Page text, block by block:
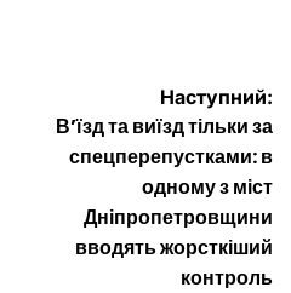
Наступний:
В’їзд та виїзд тільки за
спецперепустками: в
одному з міст
Дніпропетровщини
вводять жорсткіший
контроль